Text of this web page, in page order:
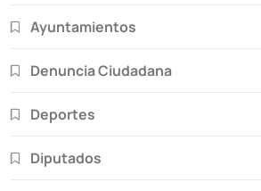
Ayuntamientos
Denuncia Ciudadana
Deportes
Diputados